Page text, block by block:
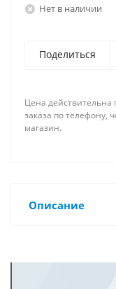
Нет в наличии
Поделиться
Цена действительна
заказа по телефону,
магазин.
Описание